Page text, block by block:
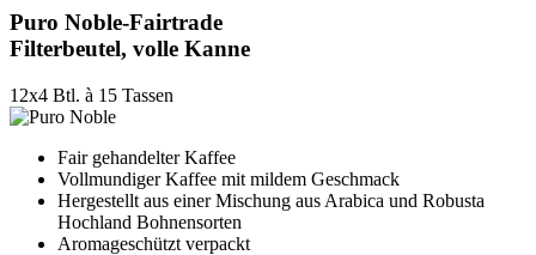
Puro Noble-Fairtrade
Filterbeutel, volle Kanne
12x4 Btl. à 15 Tassen
Fair gehandelter Kaffee
Vollmundiger Kaffee mit mildem Geschmack
Hergestellt aus einer Mischung aus Arabica und Robusta
Hochland Bohnensorten
Aromageschützt verpackt